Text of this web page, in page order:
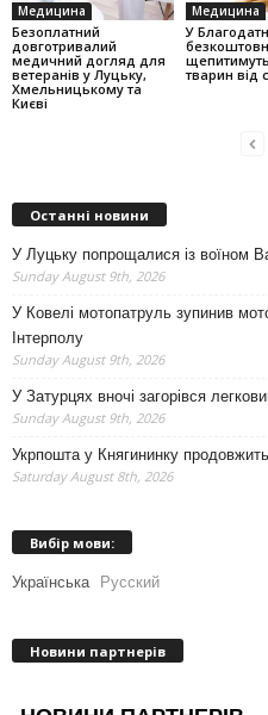
Медицина
Безоплатний
довготривалий
медичний догляд для
ветеранів у Луцьку,
Хмельницькому та
Києві
Медицина
У
тварин від
Останні новини
У Луцьку попрощалися із воїном
Sunday August 9th, 2026
У Ковелі мотопатруль зупинив
Інтерполу
Sunday August 9th, 2026
У Затурцях вночі загорівся
Sunday August 9th, 2026
Укрпошта у Княгининку
Saturday August 8th, 2026
Вибір мови:
Українська Русский
Новини партнерів